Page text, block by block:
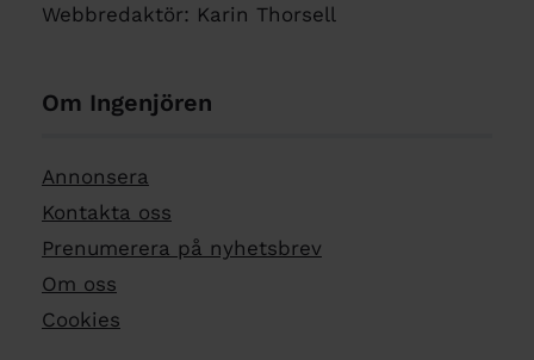
Webbredaktör: Karin Thorsell
Om Ingenjören
Annonsera
Kontakta oss
Prenumerera på nyhetsbrev
Om oss
Cookies